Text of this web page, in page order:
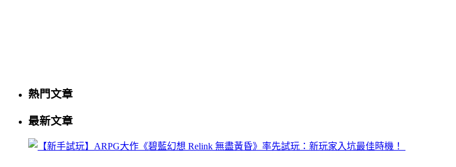
熱門文章
最新文章